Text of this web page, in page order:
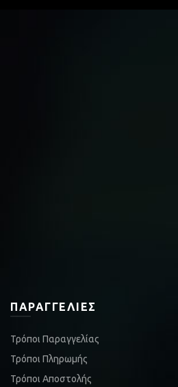
ΠΑΡΑΓΓΕΛΊΕΣ
Τρόποι Παραγγελίας
Τρόποι Πληρωμής
Τρόποι Αποστολής